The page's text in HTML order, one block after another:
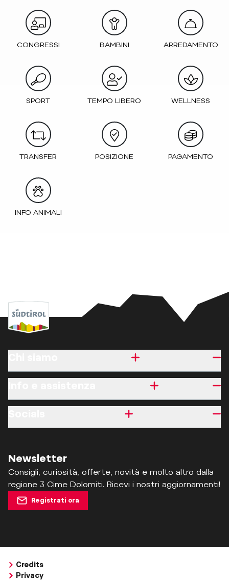
CONGRESSI BAMBINI ARREDAMENTO
SPORT TEMPO LIBERO WELLNESS
TRANSFER POSIZIONE PAGAMENTO
INFO ANIMALI
Newsletter
Consigli, curiosità, offerte, novità e molto altro dalla
regione 3 Cime Dolomiti. Ricevi i nostri aggiornamenti!
Registrati ora
Credits
Privacy